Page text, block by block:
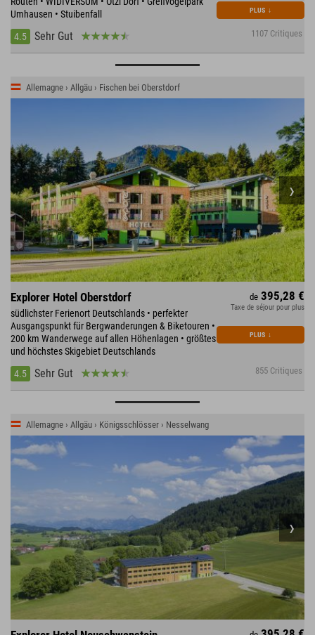
Umhausen • Stuibenfall
4.5
Sehr Gut 1107 Critiques
PLUS ↓
Allemagne › Allgäu › Fischen bei Oberstdorf
Explorer Hotel Oberstdorf
südlichster Ferienort Deutschlands • perfekter
Ausgangspunkt für Bergwanderungen & Biketouren •
200 km Wanderwege auf allen Höhenlagen • größtes
und höchstes Skigebiet Deutschlands
4.5
Sehr Gut 855 Critiques
de 395,28 €
Taxe de séjour pour plus
PLUS ↓
Allemagne › Allgäu › Königsschlösser › Nesselwang